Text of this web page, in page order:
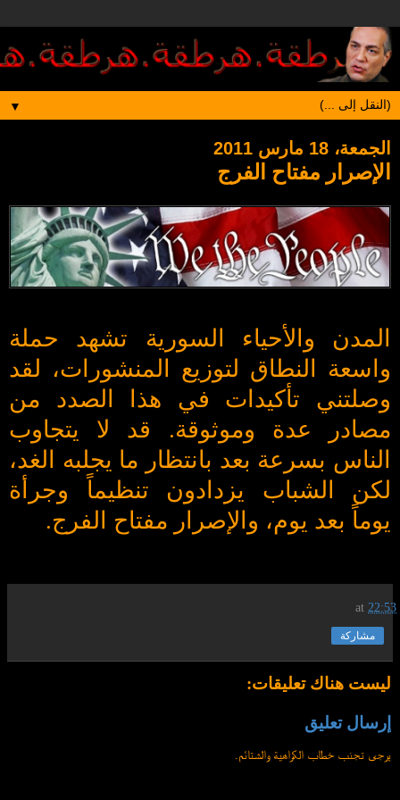
▼
الجمعة، 18 مارس 2011
الإصرار مفتاح الفرج
المدن والأحياء السورية تشهد حملة
واسعة النطاق لتوزيع المنشورات، لقد
وصلتني تأكيدات في هذا الصدد من
مصادر عدة وموثوقة. قد لا يتجاوب
الناس بسرعة بعد بانتظار ما يجلبه الغد،
لكن الشباب يزدادون تنظيماً وجرأة
يوماً بعد يوم، والإصرار مفتاح الفرج.
at22:53
مشاركة
ليست هناك تعليقات:
إرسال تعليق
يرجى تجنب خطاب الكراهية والشتائم.